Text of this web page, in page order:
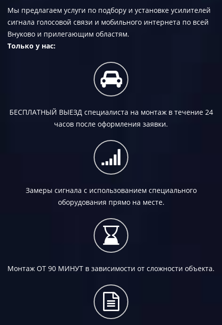
Мы предлагаем услуги по подбору и установке усилителей
сигнала голосовой связи и мобильного интернета по всей
Внуково и прилегающим областям.
Только у нас:
БЕСПЛАТНЫЙ ВЫЕЗДспециалиста на монтаж в течение 24
часов после оформления заявки.
Замеры сигнала с использованием специального
оборудования прямо на месте.
Монтаж ОТ 90 МИНУТ в зависимости от сложности объекта.